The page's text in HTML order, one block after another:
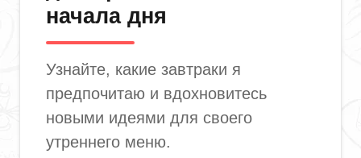
начала дня
Узнайте, какие завтраки я
предпочитаю и вдохновитесь
новыми идеями для своего
утреннего меню.